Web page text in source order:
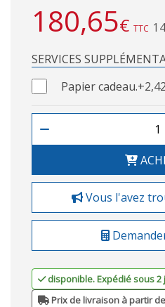
180,65€ TTC
SERVICES
Papier cadeau.
Vous l'avez
disponible. Expédié sous 2
Prix de livraison à partir